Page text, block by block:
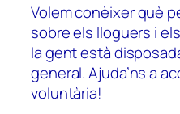
Volem conèixer què
sobre els lloguers i
la gent està
general. Ajuda’ns a
voluntària!